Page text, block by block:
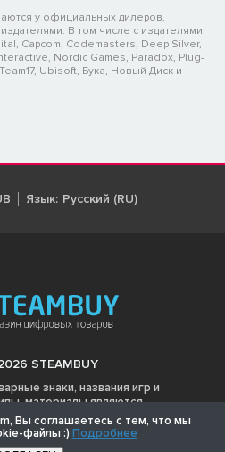
у официальных дилеров,
В том числе с издателями:
Capcom, Codemasters, Deep Silver,
Nordic Games, Paradox, Plug-
Ubisoft, Бука, Новый Диск и
Язык: Русский (RU)
STEAMBUY
знаки, названия игр и
материалы являются
владельцев.
Вы соглашаетесь с тем, что мы
файлы :) Подробнее